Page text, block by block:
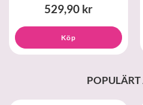
529,90 kr
Köp
POPULÄRT